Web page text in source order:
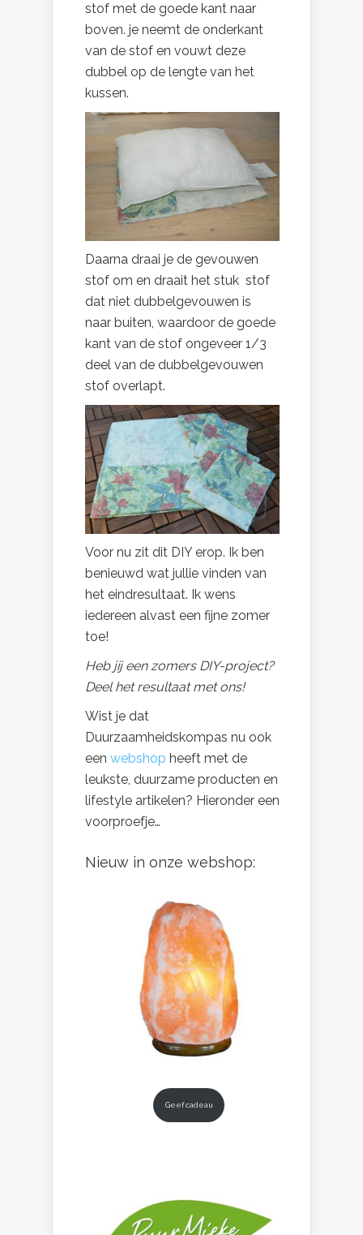
stof met de goede kant naar
boven. je neemt de onderkant
van de stof en vouwt deze
dubbel op de lengte van het
kussen.
Daarna draai je de gevouwen
stof om en draait het stuk stof
dat niet dubbelgevouwen is
naar buiten, waardoor de goede
kant van de stof ongeveer 1/3
deel van de dubbelgevouwen
stof overlapt.
Voor nu zit dit DIY erop. Ik ben
benieuwd wat jullie vinden van
het eindresultaat. Ik wens
iedereen alvast een fijne zomer
toe!
Heb jij een zomers DIY-project?
Deel het resultaat met ons!
Wist je dat
Duurzaamheidskompas nu ook
een webshop heeft met de
leukste, duurzame producten en
lifestyle artikelen? Hieronder een
voorproefje…
Nieuw in onze webshop:
Geef cadeau